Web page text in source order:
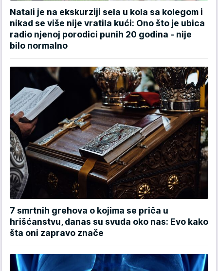
Natali je na ekskurziji sela u kola sa kolegom i
nikad se više nije vratila kući: Ono što je ubica
radio njenoj porodici punih 20 godina - nije
bilo normalno
7 smrtnih grehova o kojima se priča u
hrišćanstvu, danas su svuda oko nas: Evo kako
šta oni zapravo znače